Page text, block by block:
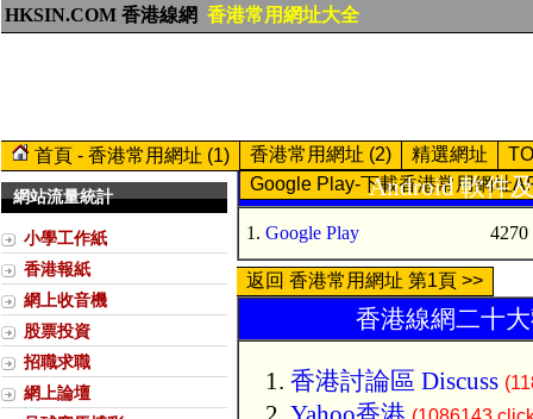
HKSIN.COM 香港線網 香港常用網址大全
首頁 - 香港常用網址 (1) 香港常用網址 (2) 精選網址
Google Play-下載香港常用網址
網站流量統計
小學工作紙
香港報紙
網上收音機
股票投資
招職求職
網上論壇
Android 軟件
1. Google Play 4270
返回 香港常用網址 第1頁 >>
香港線網二十
香港討論區 Discuss